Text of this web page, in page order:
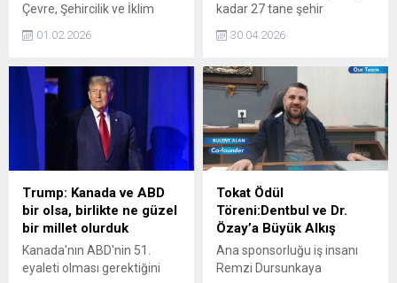
Çevre, Şehircilik ve İklim
Değişikliği Bakanı Murat
Kurum, Yüzyılın Konut
hafta 10 ilde daha kura
çekilişi yapılacağını bildirdi.
01.02.2026
kadar 27 tane şehir
hastanesi yaptık. Ordu da
bitti, o da en kısa zamanda
12 tanesi de inşa
aşamasında. Trabzon,
Şanlıurfa, Samsun ve Rize'yi
de bu sene içerisinde
yetiştireceğiz" dedi.
30.04.2026
Trump: Kanada ve ABD
bir olsa, birlikte ne güzel
bir millet olurduk
Kanada'nın ABD'nin 51.
eyaleti olması gerektiğini
Tokat Ödül
Töreni:Dentbul ve Dr.
Özay’a Büyük Alkış
Ana sponsorluğu iş insanı
Remzi Dursunkaya